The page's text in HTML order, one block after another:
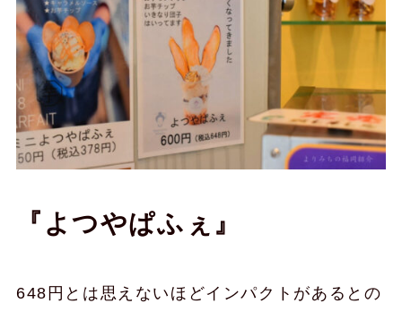
『よつやぱふぇ』
648円とは思えないほどインパクトがあるとの